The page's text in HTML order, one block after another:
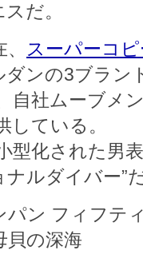
だ。
スーパーコ
ダンの3ブラン
自社ムーブメ
している。
型化された男
ナルダイバー”
ン フィフテ
の深海